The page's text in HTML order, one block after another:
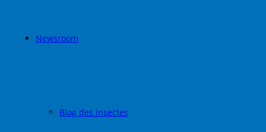
Newsroom
Blog des insectes